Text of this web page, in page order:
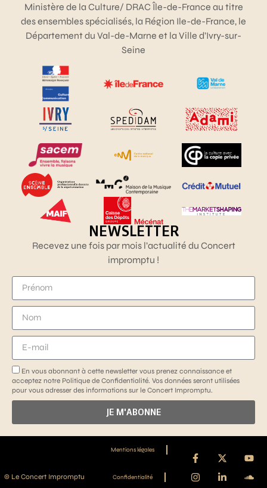
Ministère de la Culture/ DRAC Île-de-France au titre
des ensembles spécialisés, la Région Ile-de-France, le
Département du Val-de-Marne et la Ville d’Ivry-sur-
Seine
NEWSLETTER
Recevez une fois par mois l’actualité du Concert
impromptu !
En vous abonnant à cette newsletter vous prenez connaissance et
acceptez notre Politique de Confidentialité. Vos données seront utilisées
pour vous adresser des informations sur le Concert Impromptu.
JE M'ABONNE
© Le Concert Impromptu
Mentions légales
Confidentialité